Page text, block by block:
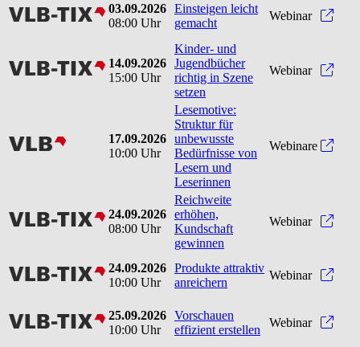
vlbtix
03.09.2026
08:00 Uhr
Einsteigen leicht
gemacht
Webinar
vlbtix
14.09.2026
15:00 Uhr
Kinder- und
Jugendbücher
richtig in Szene
setzen
Webinar
vlb
17.09.2026
10:00 Uhr
Lesemotive:
Struktur für
unbewusste
Bedürfnisse von
Lesern und
Leserinnen
Webinare
vlbtix
24.09.2026
08:00 Uhr
Reichweite
erhöhen,
Kundschaft
gewinnen
Webinar
vlbtix
24.09.2026
10:00 Uhr
Produkte attraktiv
anreichern
Webinar
vlbtix
25.09.2026
10:00 Uhr
Vorschauen
effizient erstellen
Webinar